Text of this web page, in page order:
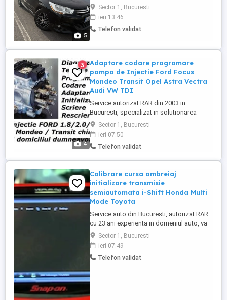
5
si sa fii sigur pe tine ! - sunt calm si
rabdator - explicatii simple pentru a fii
intelese usor -pregatire pe trasee reale de
examen -program flexibil, inclusiv seara si
masina ...
Sector 1, Bucuresti
ieri 13:46
Telefon validat
4
3
Adaptare codare programare
pompa de Injectie Ford Focus
Mondeo Transit Opel Astra Vectra
Audi VW TDI
Service autorizat RAR din 2003 in
Bucuresti, specializat in solutionarea
problemelor de electrica si electronica
auto, va ofera la preturi convenabile
servicii profesionale de programare
adaptare codare imperechere scriere
Sector 1, Bucuresti
ieri 07:50
Telefon validat
Calibrare cursa ambreiaj
initializare transmisie
semiautomata i-Shift Honda Multi
Mode Toyota
Service auto din Bucuresti, autorizat RAR
cu 23 ani experienta in domeniul auto, va
ofera servicii de asistenta pe parte de
diagnoza si testare auto computerizata,
pentru autoturismele nipone Honda si
Toyota echipate cu cutie de viteze
Sector 1, Bucuresti
ieri 07:49
Telefon validat